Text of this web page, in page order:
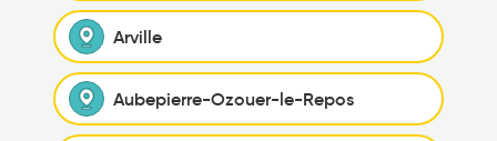
Arville
Aubepierre-Ozouer-le-Repos